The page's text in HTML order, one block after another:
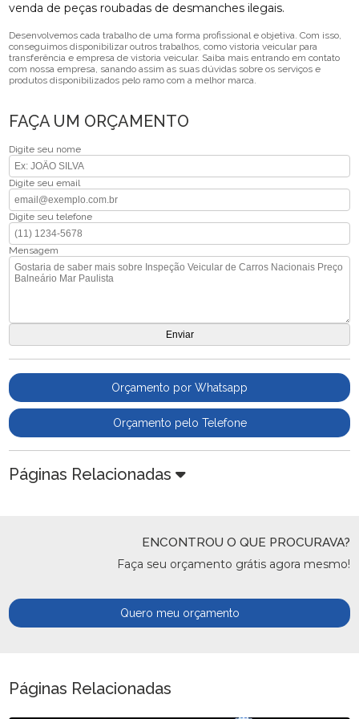
venda de peças roubadas de desmanches ilegais.
Desenvolvemos cada trabalho de uma forma profissional e objetiva. Com isso,
conseguimos disponibilizar outros trabalhos, como vistoria veicular para
transferência e empresa de vistoria veicular. Saiba mais entrando em contato
com nossa empresa, sanando assim as suas dúvidas sobre os serviços e
produtos disponibilizados pelo ramo com a melhor marca.
FAÇA UM ORÇAMENTO
Digite seu nome
Digite seu email
Digite seu telefone
Mensagem
Orçamento por Whatsapp
Orçamento pelo Telefone
Páginas Relacionadas
ENCONTROU O QUE PROCURAVA?
Faça seu orçamento grátis agora mesmo!
Quero meu orçamento
Páginas Relacionadas